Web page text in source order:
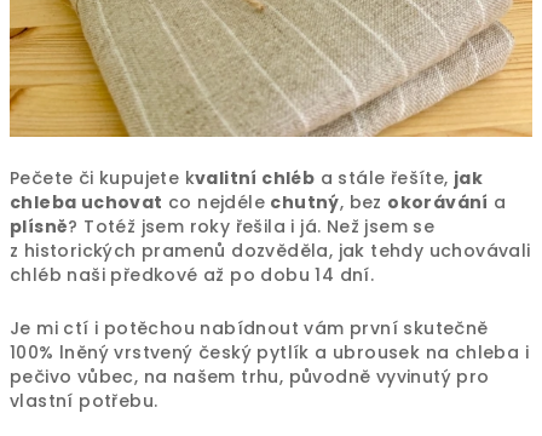
Pečete či kupujete kvalitní chléb a stále řešíte, jak
chleba uchovat co nejdéle chutný, bez okorávání a
plísně? Totéž jsem roky řešila i já. Než jsem se
z historických pramenů dozvěděla, jak tehdy uchovávali
chléb naši předkové až po dobu 14 dní.
Je mi ctí i potěchou nabídnout vám první skutečně
100% lněný vrstvený český pytlík a ubrousek na chleba i
pečivo vůbec, na našem trhu, původně vyvinutý pro
vlastní potřebu.